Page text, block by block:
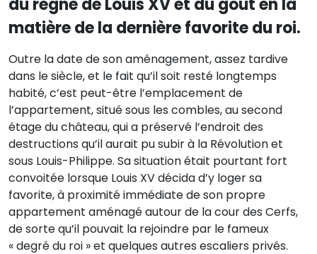
matière de la dernière favorite du roi.
Outre la date de son aménagement, assez tardive
dans le siècle, et le fait qu’il soit resté longtemps
habité, c’est peut-être l’emplacement de
l’appartement, situé sous les combles, au second
étage du château, qui a préservé l’endroit des
destructions qu’il aurait pu subir à la Révolution et
sous Louis-Philippe. Sa situation était pourtant fort
convoitée lorsque Louis XV décida d’y loger sa
favorite, à proximité immédiate de son propre
appartement aménagé autour de la cour des Cerfs,
de sorte qu’il pouvait la rejoindre par le fameux
« degré du roi » et quelques autres escaliers privés.